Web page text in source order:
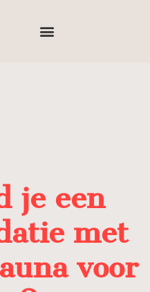
je een
met
voor